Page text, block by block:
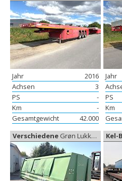
Jahr
2016
Achsen
3
PS
-
Km
-
Gesamtgewicht
42.000
Jahr
PS
Km
Verschiedene Grøn Lukket container, Container Kel-